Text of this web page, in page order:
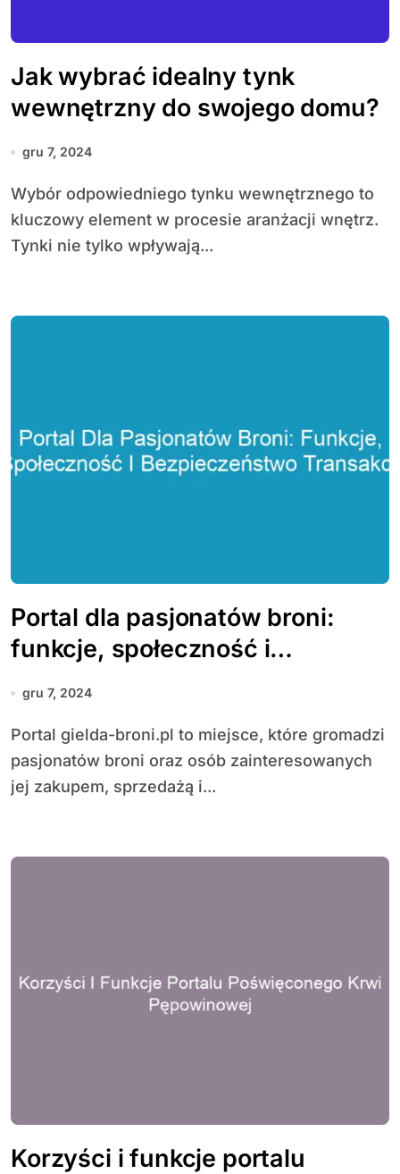
Jak wybrać idealny tynk
wewnętrzny do swojego domu?
gru 7, 2024
Wybór odpowiedniego tynku wewnętrznego to
kluczowy element w procesie aranżacji wnętrz.
Tynki nie tylko wpływają...
Portal dla pasjonatów broni:
funkcje, społeczność i
bezpieczeństwo transakcji
gru 7, 2024
Portal gielda-broni.pl to miejsce, które gromadzi
pasjonatów broni oraz osób zainteresowanych
jej zakupem, sprzedażą i...
Korzyści i funkcje portalu